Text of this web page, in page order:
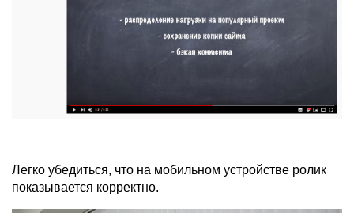
Легко убедиться, что на мобильном устройстве ролик
показывается корректно.